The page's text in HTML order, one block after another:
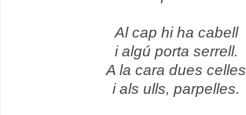
Al cap hi ha cabell
i algú porta serrell.
A la cara dues celles
i als ulls, parpelles.